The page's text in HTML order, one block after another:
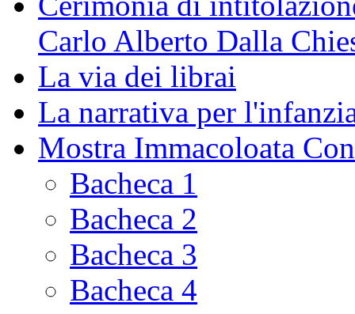
Carlo Alberto Dalla
La via dei librai
La narrativa per
Mostra Immacoloata
Bacheca 1
Bacheca 2
Bacheca 3
Bacheca 4